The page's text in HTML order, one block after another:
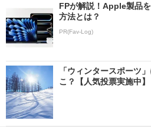
FPが解説！Apple製品
方法とは？
PR(Fav-Log)
「ウィンタースポーツ
こ？【人気投票実施中】